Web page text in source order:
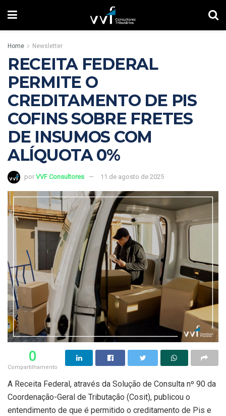
Home Newsletter
RECEITA FEDERAL
PERMITE O
CREDITAMENTO DE PIS
COFINS SOBRE FRETES
DE INSUMOS COM
ALÍQUOTA 0%
por VVF Consultores 11 de agosto de 2025
0
Compartilhamento
A Receita Federal, através da Solução de Consulta nº 90 da
Coordenação-Geral de Tributação (Cosit), publicou o
entendimento de que é permitido o creditamento de Pis e